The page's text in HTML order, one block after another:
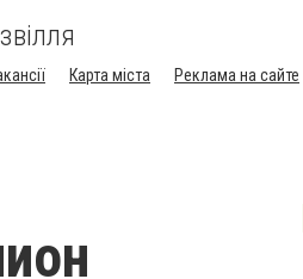
Карта міста
Реклама на сайте